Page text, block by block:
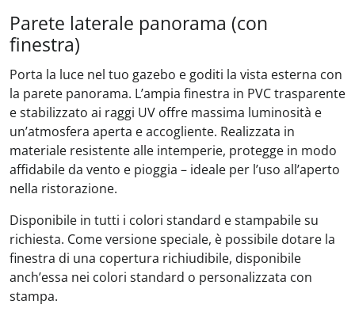
Parete laterale panorama (con
finestra)
Porta la luce nel tuo gazebo e goditi la vista esterna con
la parete panorama. L’ampia finestra in PVC trasparente
e stabilizzato ai raggi UV offre massima luminosità e
un’atmosfera aperta e accogliente. Realizzata in
materiale resistente alle intemperie, protegge in modo
affidabile da vento e pioggia – ideale per l’uso all’aperto
nella ristorazione.
Disponibile in tutti i colori standard e stampabile su
richiesta. Come versione speciale, è possibile dotare la
finestra di una copertura richiudibile, disponibile
anch’essa nei colori standard o personalizzata con
stampa.